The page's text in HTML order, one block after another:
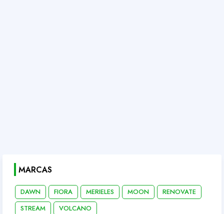
MARCAS
DAWN FIORA MERIELES MOON
RENOVATE
STREAM
VOLCANO